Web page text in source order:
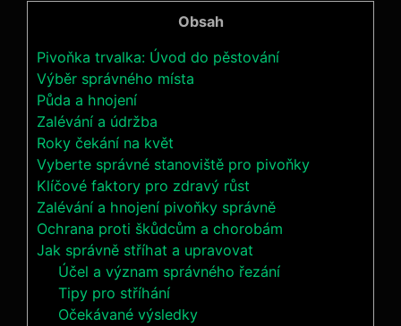
Obsah
Pivoňka trvalka: Úvod⁢ do pěstování
Výběr správného místa
Půda ​a⁤ hnojení
Zalévání‍ a ‍údržba
Roky čekání na ‍květ
Vyberte správné stanoviště pro pivoňky
Klíčové faktory pro ​zdravý růst
Zalévání a hnojení pivoňky ‌správně
Ochrana proti škůdcům a ⁤chorobám
Jak správně ‌stříhat a upravovat
Účel a význam správného řezání
Tipy pro‍ stříhání
Očekávané výsledky